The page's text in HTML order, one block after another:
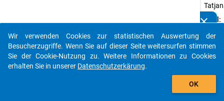
Titel:
in
clear
Kennen Sie Publikationen, die auf Basis unserer
Datenpakete entstanden sind? Dann teilen Sie uns diese
bitte mit...
auto_stories
Wir verwenden Cookies zur statistischen Auswertung der
Besucherzugriffe. Wenn Sie auf dieser Seite weitersurfen stimmen
Sie der Cookie-Nutzung zu. Weitere Informationen zu Cookies
erhalten Sie in unserer Datenschutzerkärung.
OK